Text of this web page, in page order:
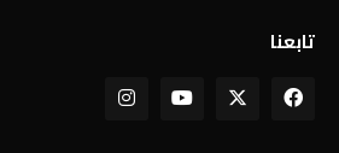
تابعنا